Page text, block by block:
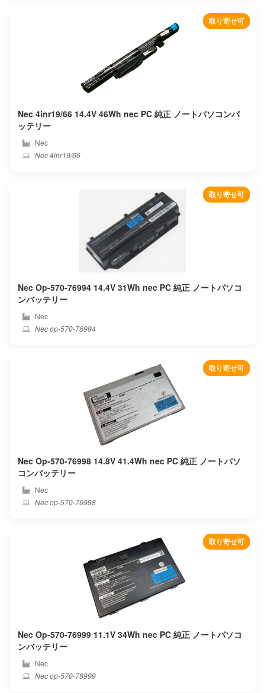
取り寄せ可
Nec 4inr19/66 14.4V 46Wh nec PC 純正 ノートパソコンバ
ッテリー
Nec
Nec 4inr19/66
取り寄せ可
Nec Op-570-76994 14.4V 31Wh nec PC 純正 ノートパソコ
ンバッテリー
Nec
Nec op-570-76994
取り寄せ可
Nec Op-570-76998 14.8V 41.4Wh nec PC 純正 ノートパソ
コンバッテリー
Nec
Nec op-570-76998
取り寄せ可
Nec Op-570-76999 11.1V 34Wh nec PC 純正 ノートパソコ
ンバッテリー
Nec
Nec op-570-76999